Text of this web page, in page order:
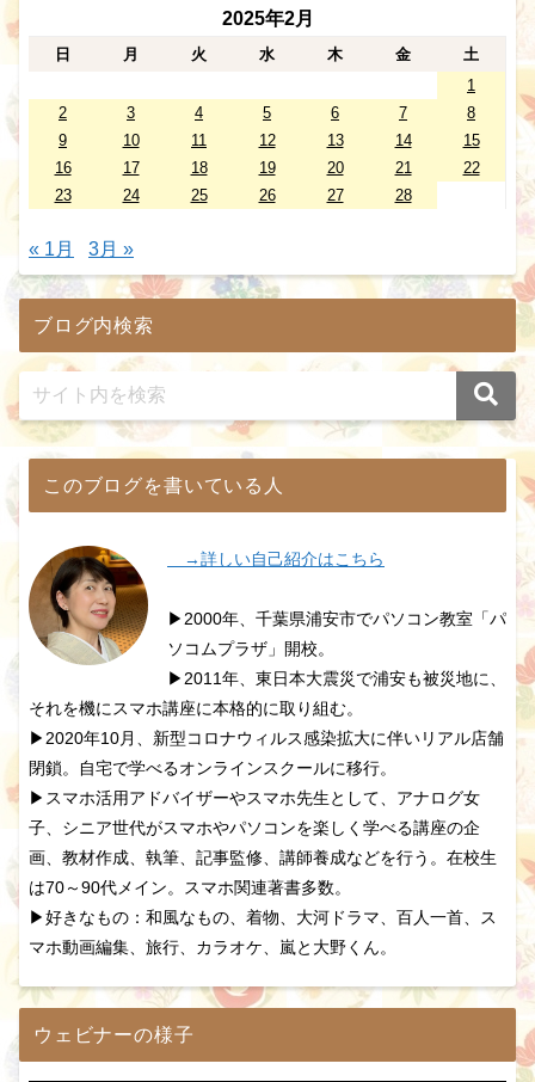
2025年2月
日 月 火 水 木 金
土
1
2
3 4 5 6 7
8
9
10 11 12 13 14
15
16
17 18 19 20 21
22
23
24 25 26 27 28
« 1月 3月 »
ブログ内検索
このブログを書いている人
→詳しい自己紹介はこちら
▶2000年、千葉県浦安市でパソコン教室「パ
ソコムプラザ」開校。
▶2011年、東日本大震災で浦安も被災地に、
それを機にスマホ講座に本格的に取り組む。
▶2020年10月、新型コロナウィルス感染拡大に伴いリアル店舗
閉鎖。自宅で学べるオンラインスクールに移行。
▶スマホ活用アドバイザーやスマホ先生として、アナログ女
子、シニア世代がスマホやパソコンを楽しく学べる講座の企
画、教材作成、執筆、記事監修、講師養成などを行う。在校生
は70～90代メイン。スマホ関連著書多数。
▶好きなもの：和風なもの、着物、大河ドラマ、百人一首、ス
マホ動画編集、旅行、カラオケ、嵐と大野くん。
ウェビナーの様子